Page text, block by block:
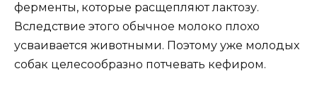
ферменты, которые расщепляют лактозу.
Вследствие этого обычное молоко плохо
усваивается животными. Поэтому уже молодых
собак целесообразно потчевать кефиром.